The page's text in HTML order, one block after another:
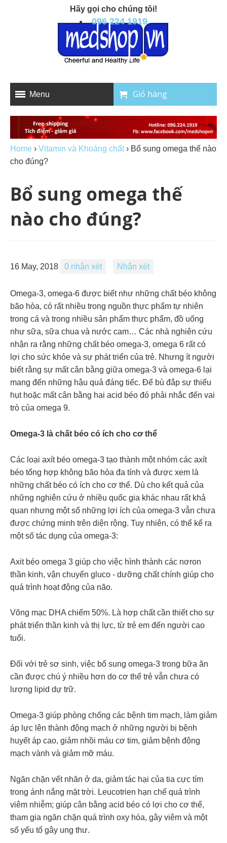
Menu Giỏ hàng
Hãy gọi cho chúng tôi!
096 224 1919
Home › Vitamin và Khoáng chất › Bổ sung omega thế nào
cho đúng?
Bổ sung omega thế
nào cho đúng?
16 May, 2018 0 nhận xét Nhận xét
Omega-3, omega-6 được biết như những chất béo không
bão hòa, có rất nhiều trong nguồn thực phẩm tự nhiên
trong cá và trong nhiều sản phẩm thực phẩm, đồ uống
như sữa, sữa chua và nước cam… Các nhà nghiên cứu
nhận ra rằng những chất béo omega-3, omega 6 rất có
lợi cho sức khỏe và sự phát triển của trẻ. Nhưng ít người
biết rằng sự mất cân bằng giữa omega-3 và omega-6 lại
mang đến những hậu quả đáng tiếc. Để bù đắp sự thiếu
hụt hoặc mất cân bằng hai acid béo đó phải nhắc đến vai
trò của omega 9.
Omega-3 là chất béo có ích cho cơ thể
Các loại axít béo omega-3 tạo thành một nhóm các axít
béo tổng hợp không bão hòa đa tính và được xem là
những chất béo có ích cho cơ thể. Dù cho kết quả của
những nghiên cứu ở nhiều quốc gia khác nhau rất khả
quan nhưng một số những lợi ích của omega-3 vẫn chưa
được chứng minh trên diện rộng. Tuy nhiên, có thể kể ra
một số tác dụng của omega-3:
Axit béo omega 3 giúp cho việc hình thành các nơron
thần kinh, vận chuyển gluco - dưỡng chất chính giúp cho
quá trình hoạt động của não.
Võng mạc DHA chiếm 50%. Là hợp chất cần thiết cho sự
phát triển thần kinh và thị lực, từ trẻ em đến người cao
tuổi.
Đối với trẻ sơ sinh, việc bổ sung omega-3 trong bữa ăn
cần được chú ý nhiều hơn do cơ thể trẻ vẫn chưa có
lượng lipid dự trữ.
Omega-3 giúp phòng chống các bệnh tim mạch, làm giảm
áp lực lên thành động mạch ở những người bị bệnh
huyết áp cao, giảm nhồi máu cơ tim, giảm bệnh động
mạch vành và giảm mỡ máu.
Ngăn chặn vết nhăn ở da, giảm tác hại của tia cực tím
trong ánh nắng mặt trời. Leucotrien hạn chế quá trình
viêm nhiễm; giúp cân bằng acid béo có lợi cho cơ thể,
tham gia ngăn chặn quá trình oxy hóa, gây viêm và một
số yếu tố gây ung thư.